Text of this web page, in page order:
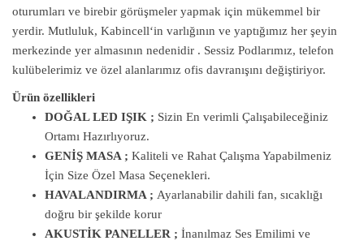
oturumları ve birebir görüşmeler yapmak için mükemmel bir
yerdir. Mutluluk, Kabincell‘in varlığının ve yaptığımız her şeyin
merkezinde yer almasının nedenidir . Sessiz Podlarımız, telefon
kulübelerimiz ve özel alanlarımız ofis davranışını değiştiriyor.
Ürün özellikleri
DOĞAL LED IŞIK ; Sizin En verimli Çalışabileceğiniz
Ortamı Hazırlıyoruz.
GENİŞ MASA ; Kaliteli ve Rahat Çalışma Yapabilmeniz
İçin Size Özel Masa Seçenekleri.
HAVALANDIRMA ; Ayarlanabilir dahili fan, sıcaklığı
doğru bir şekilde korur
AKUSTİK PANELLER ; İnanılmaz Ses Emilimi ve